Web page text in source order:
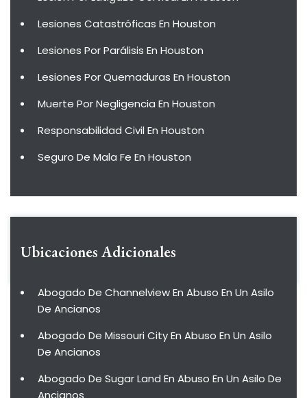
Lesiones Catastróficas En Houston
Lesiones Por Parálisis En Houston
Lesiones Por Quemaduras En Houston
Muerte Por Negligencia En Houston
Responsabilidad Civil En Houston
Seguro De Mala Fe En Houston
Ubicaciones Adicionales
Abogado De Channelview En Abuso En Un Asilo
De Ancianos
Abogado De Missouri City En Abuso En Un Asilo
De Ancianos
Abogado De Sugar Land En Abuso En Un Asilo De
Ancianos